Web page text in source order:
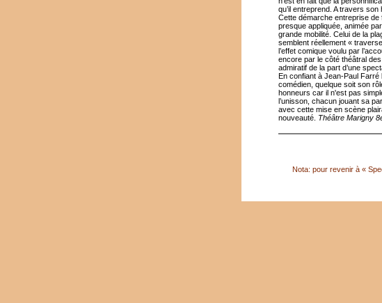
qu’il entreprend. A travers
Cette démarche entreprise de
presque appliquée, animée
grande mobilité. Celui de la
semblent réellement «
l’effet comique voulu par
encore par le côté théâtral
admiratif de la part d’une
En confiant à Jean-Paul Farré
comédien, quelque soit son
honneurs car il n'est pas
l’unisson, chacun jouant sa
avec cette mise en scène
nouveauté. Théâtre Marigny
Nota: pour revenir à «